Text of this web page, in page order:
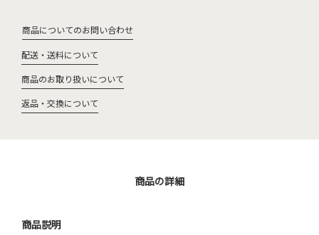
商品についてのお問い合わせ
配送・送料について
商品のお取り扱いについて
返品・交換について
商品の詳細
商品説明